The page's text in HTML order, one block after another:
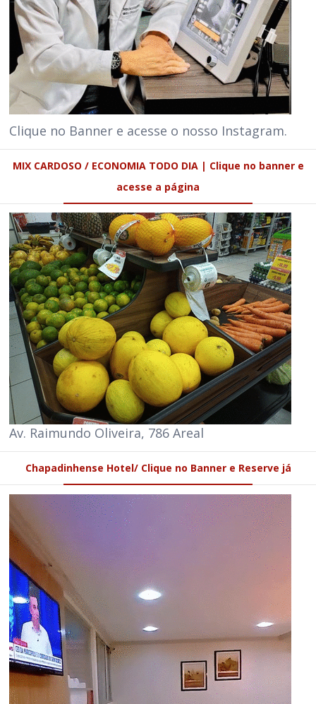
Clique no Banner e acesse o nosso Instagram.
MIX CARDOSO / ECONOMIA TODO DIA | Clique no banner e
acesse a página
Av. Raimundo Oliveira, 786 Areal
Chapadinhense Hotel/ Clique no Banner e Reserve já